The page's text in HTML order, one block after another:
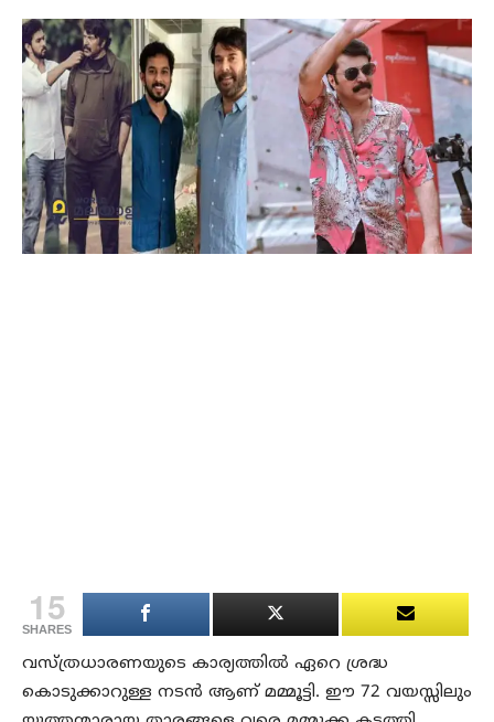
15
SHARES
വസ്ത്രധാരണയുടെ കാര്യത്തിൽ ഏറെ ശ്രദ്ധ
കൊടുക്കാറുള്ള നടൻ ആണ് മമ്മൂട്ടി. ഈ 72 വയസ്സിലും